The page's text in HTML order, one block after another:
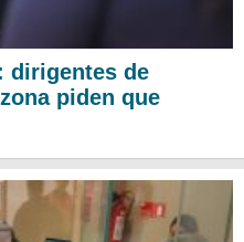
dirigentes de
piden que